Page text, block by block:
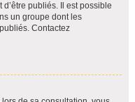
publiés. Il est possible
un groupe dont les
Contactez